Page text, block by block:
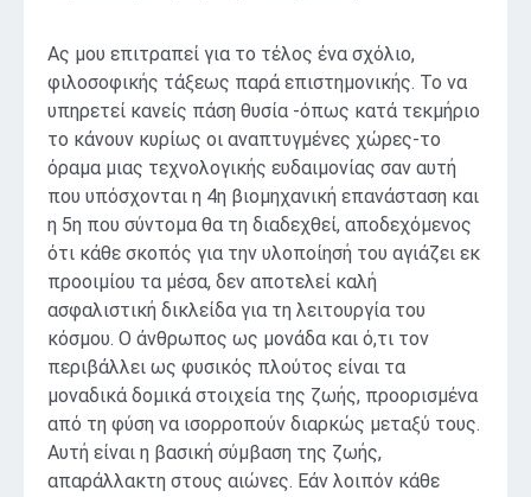
Ας μου επιτραπεί για το τέλος ένα σχόλιο,
φιλοσοφικής τάξεως παρά επιστημονικής. Το να
υπηρετεί κανείς πάση θυσία -όπως κατά τεκμήριο
το κάνουν κυρίως οι αναπτυγμένες χώρες-το
όραμα μιας τεχνολογικής ευδαιμονίας σαν αυτή
που υπόσχονται η 4η βιομηχανική επανάσταση και
η 5η που σύντομα θα τη διαδεχθεί, αποδεχόμενος
ότι κάθε σκοπός για την υλοποίησή του αγιάζει εκ
προοιμίου τα μέσα, δεν αποτελεί καλή
ασφαλιστική δικλείδα για τη λειτουργία του
κόσμου. Ο άνθρωπος ως μονάδα και ό,τι τον
περιβάλλει ως φυσικός πλούτος είναι τα
μοναδικά δομικά στοιχεία της ζωής, προορισμένα
από τη φύση να ισορροπούν διαρκώς μεταξύ τους.
Αυτή είναι η βασική σύμβαση της ζωής,
απαράλλακτη στους αιώνες. Εάν λοιπόν κάθε